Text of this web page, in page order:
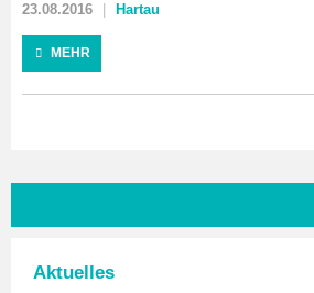
23.08.2016 Hartau
MEHR
Aktuelles